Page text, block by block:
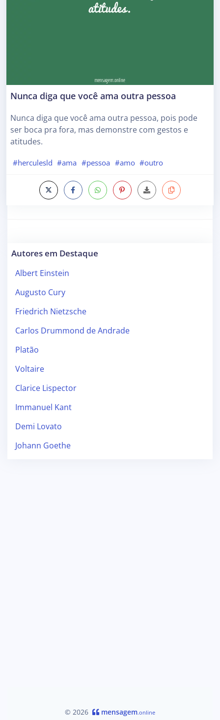
Nunca diga que você ama outra pessoa
Nunca diga que você ama outra pessoa, pois pode
ser boca pra fora, mas demonstre com gestos e
atitudes.
#herculesld #ama #pessoa #amo #outro
Autores em Destaque
Albert Einstein
Augusto Cury
Friedrich Nietzsche
Carlos Drummond de Andrade
Platão
Voltaire
Clarice Lispector
Immanuel Kant
Demi Lovato
Johann Goethe
© 2026 mensagem.online